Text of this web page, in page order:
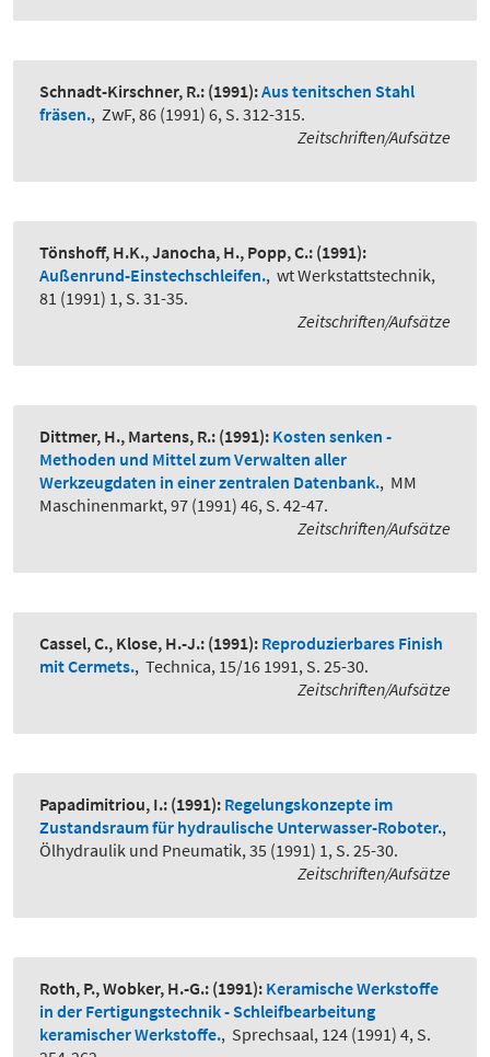
Schnadt-Kirschner, R.: (1991):Aus tenitschen Stahl
fräsen., ZwF, 86 (1991) 6, S. 312-315.
Zeitschriften/Aufsätze
Tönshoff, H.K., Janocha, H., Popp, C.: (1991):
Außenrund-Einstechschleifen., wt Werkstattstechnik,
81 (1991) 1, S. 31-35.
Zeitschriften/Aufsätze
Dittmer, H., Martens, R.: (1991): Kosten senken -
Methoden und Mittel zum Verwalten aller
Werkzeugdaten in einer zentralen Datenbank., MM
Maschinenmarkt, 97 (1991) 46, S. 42-47.
Zeitschriften/Aufsätze
Cassel, C., Klose, H.-J.: (1991): Reproduzierbares Finish
mit Cermets., Technica, 15/16 1991, S. 25-30.
Zeitschriften/Aufsätze
Papadimitriou, I.: (1991): Regelungskonzepte im
Zustandsraum für hydraulische Unterwasser-Roboter.,
Ölhydraulik und Pneumatik, 35 (1991) 1, S. 25-30.
Zeitschriften/Aufsätze
Roth, P., Wobker, H.-G.: (1991): Keramische Werkstoffe
in der Fertigungstechnik - Schleifbearbeitung
keramischer Werkstoffe., Sprechsaal, 124 (1991) 4, S.